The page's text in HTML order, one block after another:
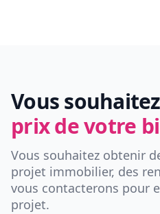
Vous
prix de votre
Vous souhaitez obtenir
projet immobilier, des
vous contacterons pour
projet.